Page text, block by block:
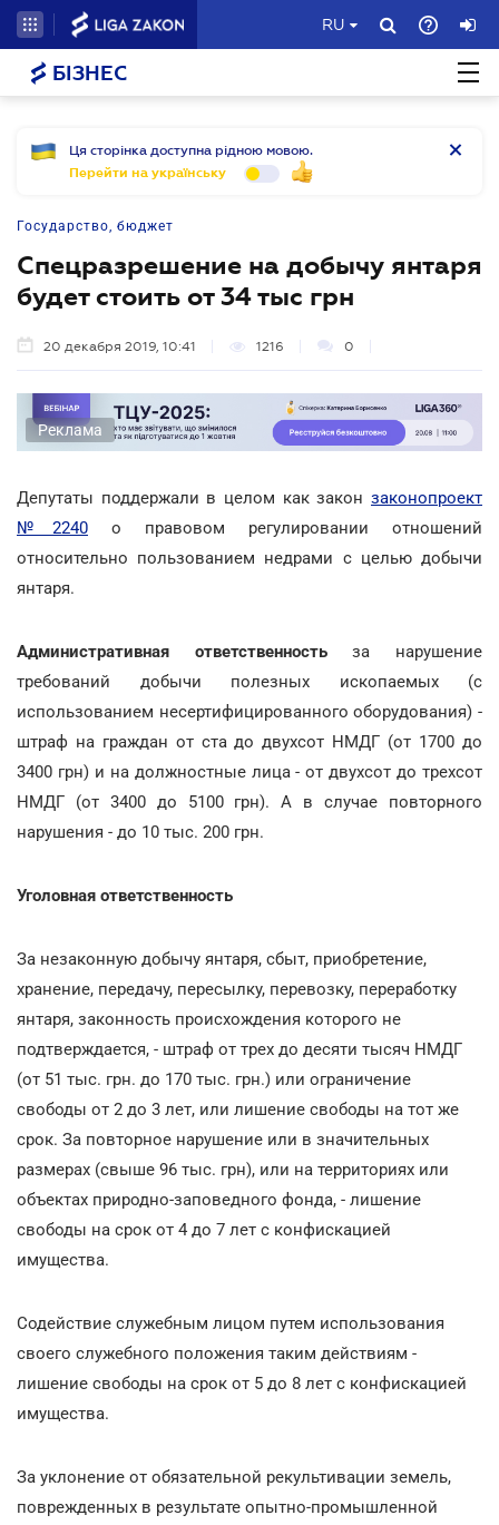
RU
БІЗНЕС
Ця сторінка доступна рідною мовою.
Перейти на українську
Государство, бюджет
Спецразрешение на добычу янтаря
будет стоить от 34 тыс грн
20 декабря 2019, 10:41 1216 0
Реклама
Депутаты поддержали в целом как закон законопроект
№2240 о правовом регулировании отношений
относительно пользованием недрами с целью добычи
янтаря.
Административная ответственностьза нарушение
требований добычи полезных ископаемых (с
использованием несертифицированного оборудования) -
штраф на граждан от ста до двухсот НМДГ (от 1700 до
3400 грн) и на должностные лица - от двухсот до трехсот
НМДГ (от 3400 до 5100 грн). А в случае повторного
нарушения - до 10 тыс. 200 грн.
Уголовная ответственность
За незаконную добычу янтаря, сбыт, приобретение,
хранение, передачу, пересылку, перевозку, переработку
янтаря, законность происхождения которого не
подтверждается, - штраф от трех до десяти тысяч НМДГ
(от 51 тыс. грн. до 170 тыс. грн.) или ограничение
свободы от 2 до 3 лет, или лишение свободы на тот же
срок. За повторное нарушение или в значительных
размерах (свыше 96 тыс. грн), или на территориях или
объектах природно-заповедного фонда, - лишение
свободы на срок от 4 до 7 лет с конфискацией
имущества.
Содействие служебным лицом путем использования
своего служебного положения таким действиям -
лишение свободы на срок от 5 до 8 лет с конфискацией
имущества.
За уклонение от обязательной рекультивации земель,
поврежденных в результате опытно-промышленной